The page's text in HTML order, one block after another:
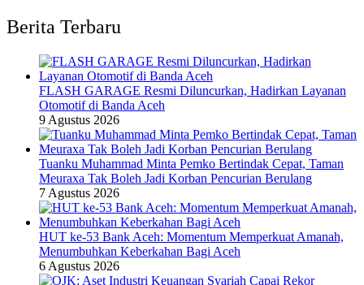
Berita Terbaru
FLASH GARAGE Resmi Diluncurkan, Hadirkan Layanan
Otomotif di Banda Aceh
9 Agustus 2026
Tuanku Muhammad Minta Pemko Bertindak Cepat, Taman
Meuraxa Tak Boleh Jadi Korban Pencurian Berulang
7 Agustus 2026
HUT ke-53 Bank Aceh: Momentum Memperkuat Amanah,
Menumbuhkan Keberkahan Bagi Aceh
6 Agustus 2026